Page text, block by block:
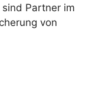
Partner im
von